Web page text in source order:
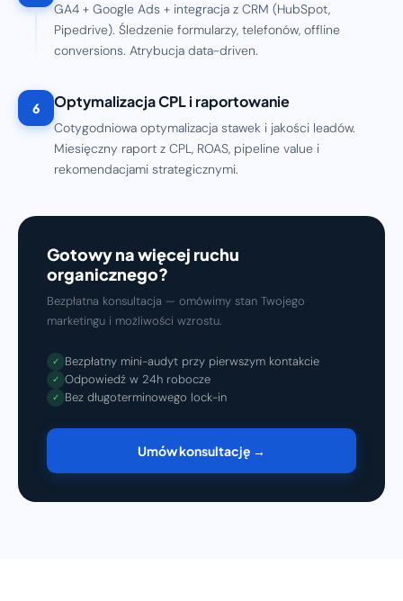
GA4 + Google Ads + integracja z CRM (HubSpot,
Pipedrive). Śledzenie formularzy, telefonów, offline
conversions. Atrybucja data-driven.
6 Optymalizacja CPL i raportowanie
Cotygodniowa optymalizacja stawek i jakości leadów.
Miesięczny raport z CPL, ROAS, pipeline value i
rekomendacjami strategicznymi.
Gotowy na więcej ruchu
organicznego?
Bezpłatna konsultacja — omówimy stan Twojego
marketingu i możliwości wzrostu.
✓ Bezpłatny mini-audyt przy pierwszym kontakcie
✓ Odpowiedź w 24h robocze
✓ Bez długoterminowego lock-in
Umów konsultację →